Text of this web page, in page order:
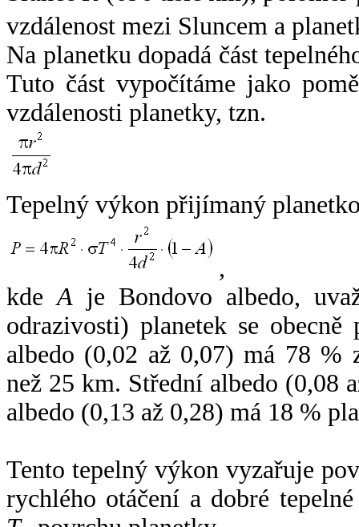
vzdálenost mezi Sluncem a
Na planetku dopadá část
Tuto část vypočítáme jako
vzdálenosti planetky, tzn.
Tepelný výkon přijímaný
,
kdeA je Bondovo albedo,
odrazivosti) planetek se
albedo (0,02 až 0,07) má 78 %
než 25 km. Střední albedo (0,08
albedo (0,13 až 0,28) má 18 %
Tento tepelný výkon vyzařuje
rychlého otáčení a dobré